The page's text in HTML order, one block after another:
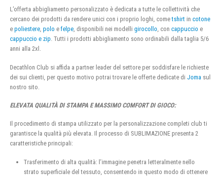
L’offerta abbigliamento personalizzato è dedicata a tutte le collettività che
cercano dei prodotti da rendere unici con i proprio loghi, cometshirt in cotone
e poliestere, polo e felpe, disponibili nei modelli girocollo, con cappuccio e
cappuccio e zip. Tutti i prodotti abbigliamento sono ordinabili dalla taglia 5/6
anni alla 2xl.
Decathlon Club si affida a partner leader del settore per soddisfare le richieste
dei sui clienti, per questo motivo potrai trovare le offerte dedicate di Joma sul
nostro sito.
ELEVATA QUALITÀ DI STAMPA E MASSIMO COMFORT DI GIOCO:
Il procedimento di stampa utilizzato per la personalizzazione completi club ti
garantisce la qualità più elevata. Il processo di SUBLIMAZIONE presenta 2
caratteristiche principali:
Trasferimento di alta qualità: l’immagine penetra letteralmente nello
strato superficiale del tessuto, consentendo in questo modo di ottenere